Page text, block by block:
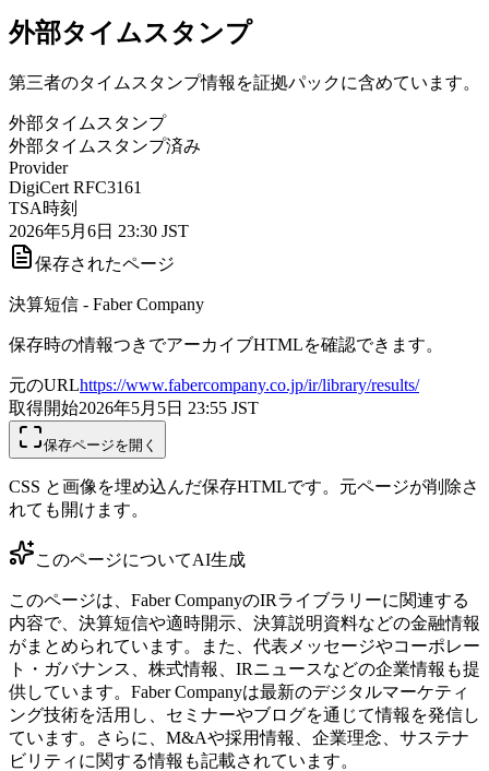
外部タイムスタンプ
第三者のタイムスタンプ情報を証拠パックに含めています。
外部タイムスタンプ
外部タイムスタンプ済み
Provider
DigiCert RFC3161
TSA時刻
2026年5月6日 23:30 JST
保存されたページ
決算短信 - Faber Company
保存時の情報つきでアーカイブHTMLを確認できます。
元のURLhttps://www.fabercompany.co.jp/ir/library/results/
取得開始2026年5月5日 23:55 JST
保存ページを開く
CSS と画像を埋め込んだ保存HTMLです。元ページが削除さ
れても開けます。
このページについてAI生成
このページは、Faber CompanyのIRライブラリーに関連する
内容で、決算短信や適時開示、決算説明資料などの金融情報
がまとめられています。また、代表メッセージやコーポレー
ト・ガバナンス、株式情報、IRニュースなどの企業情報も提
供しています。Faber Companyは最新のデジタルマーケティ
ング技術を活用し、セミナーやブログを通じて情報を発信し
ています。さらに、M&Aや採用情報、企業理念、サステナ
ビリティに関する情報も記載されています。